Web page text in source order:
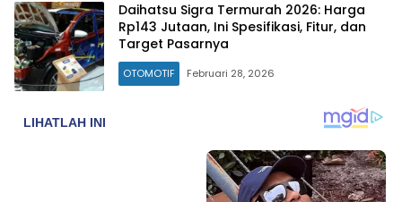
Daihatsu Sigra Termurah 2026: Harga
Rp143 Jutaan, Ini Spesifikasi, Fitur, dan
Target Pasarnya
OTOMOTIF Februari 28, 2026